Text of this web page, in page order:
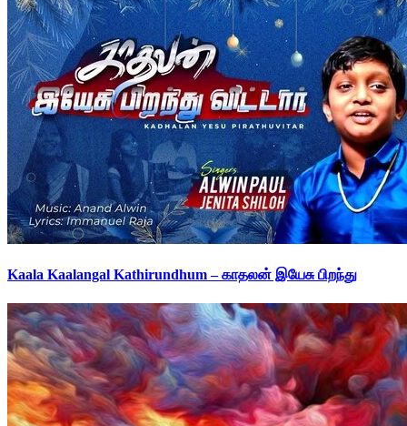
Kaala Kaalangal Kathirundhum – காதலன் இயேசு பிறந்து